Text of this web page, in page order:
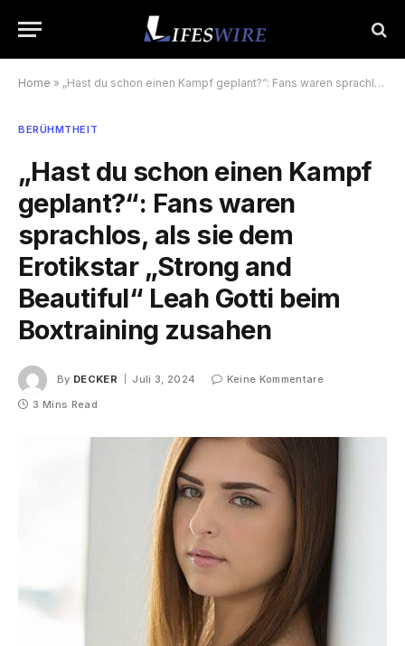
Home » „Hast du schon einen Kampf geplant?“: Fans waren sprachlos, als sie dem Erotikstar „Strong and Beautiful“ Leah Gotti beim Boxtraining zusahen
BERÜHMTHEIT
„Hast du schon einen Kampf
geplant?“: Fans waren
sprachlos, als sie dem
Erotikstar „Strong and
Beautiful“ Leah Gotti beim
Boxtraining zusahen
By DECKER Juli 3, 2024
Keine Kommentare
3 Mins Read